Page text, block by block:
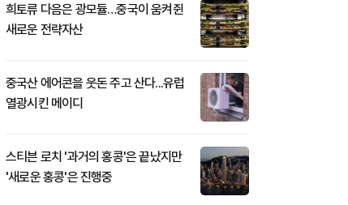
희토류 다음은 광모듈…중국이 움켜쥔
새로운 전략자산
중국산 에어콘을 웃돈 주고 산다...유럽
열광시킨 메이디
스티븐 로치 '과거의 홍콩'은 끝났지만
'새로운 홍콩'은 진행중